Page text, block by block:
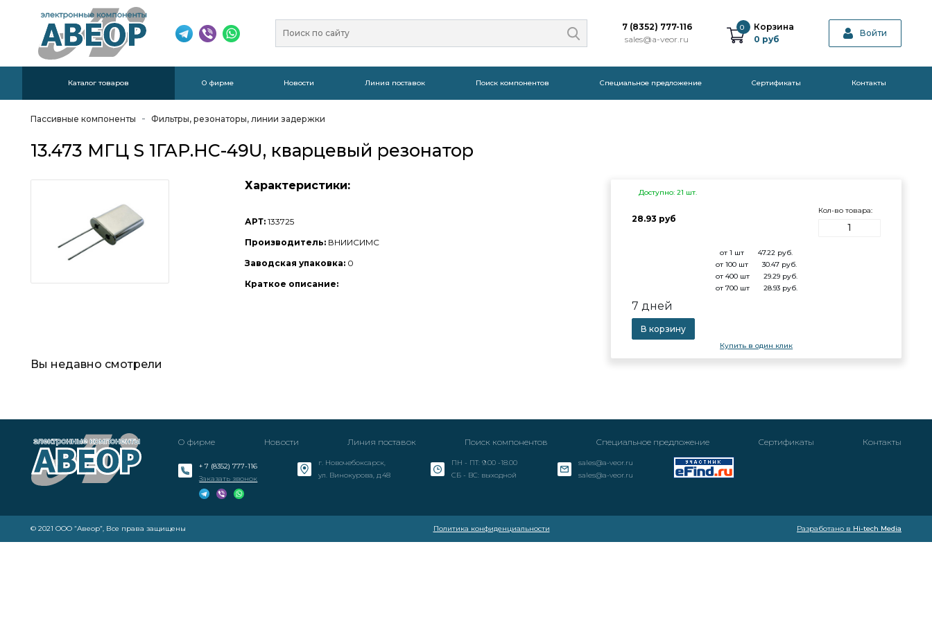
7 (8352) 777-116
sales@a-veor.ru
0
Корзина
0 руб
Войти
Каталог товаров О фирме Новости Линия поставок Поиск компонентов Специальное предложение Cертификаты Контакты
Пассивные компоненты Фильтры, резонаторы, линии задержки
13.473 МГЦ S 1ГАР.HC-49U, кварцевый резонатор
Характеристики:
АРТ:133725
Производитель: ВНИИСИМС
Заводская упаковка: 0
Краткое описание:
Доступно: 21 шт.
28.93 руб
Кол-во товара:
от 1 шт 47.22 руб.
от 100 шт
30.47 руб.
от 400 шт
29.29руб.
от 700 шт
28.93руб.
7 дней
В корзину
Купить в один клик
Вы недавно смотрели
О фирме Новости Линия поставок Поиск компонентов Специальное предложение Cертификаты Контакты
+ 7 (8352) 777-116
Заказать звонок
г. Новочебоксарск,
ул. Винокурова, д.48
ПН - ПТ: 9.00 -18.00
СБ - ВС: выходной
sales@a-veor.ru
sales@a-veor.ru
© 2021 ООО “Авеор”, Все права защищены Политика конфиденциальности Разработано в Hi-tech Media